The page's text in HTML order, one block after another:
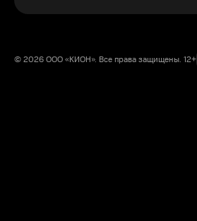
© 2026 ООО «КИОН». Все права защищены. 12+